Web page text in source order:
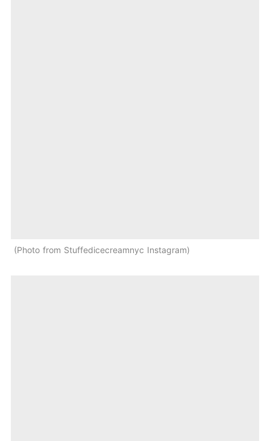
Photo from Stuffedicecreamnyc Instagram